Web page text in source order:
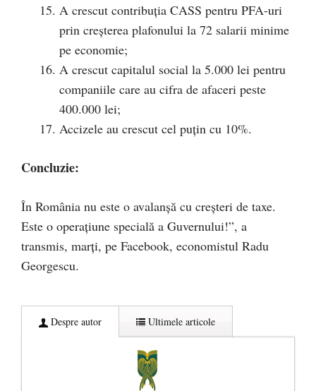
A crescut contribuția CASS pentru PFA-uri
prin creșterea plafonului la 72 salarii minime
pe economie;
A crescut capitalul social la 5.000 lei pentru
companiile care au cifra de afaceri peste
400.000 lei;
Accizele au crescut cel puțin cu 10%.
Concluzie:
În România nu este o avalanșă cu creșteri de taxe.
Este o operațiune specială a Guvernului!”, a
transmis, marți, pe Facebook, economistul Radu
Georgescu.
Despre autor Ultimele articole